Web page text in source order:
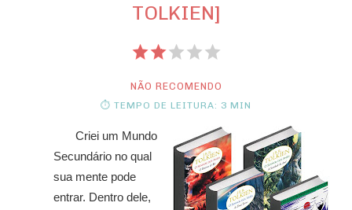
TOLKIEN]
NÃO RECOMENDO
⏱ TEMPO DE LEITURA: 3 MIN
Criei um Mundo
Secundário no qual
sua mente pode
entrar. Dentro dele,